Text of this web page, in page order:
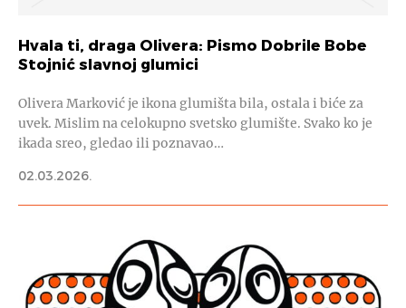
Hvala ti, draga Olivera: Pismo Dobrile Bobe
Stojnić slavnoj glumici
Olivera Marković je ikona glumišta bila, ostala i biće za
uvek. Mislim na celokupno svetsko glumište. Svako ko je
ikada sreo, gledao ili poznavao…
02.03.2026.